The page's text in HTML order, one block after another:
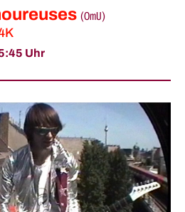
(OmU)
Uhr